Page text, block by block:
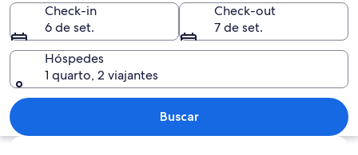
Duas pessoas sentadas em uma
Check-in
6 de set.
Check-out
7 de set.
Hóspedes
1 quarto, 2 viajantes
Buscar
Explorar mapa